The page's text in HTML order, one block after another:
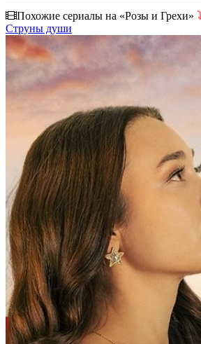
Похожие сериалы на «Розы и Грехи»
Струны души